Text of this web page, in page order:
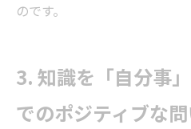
のです。
3. 知識を「自分事
でのポジティブな